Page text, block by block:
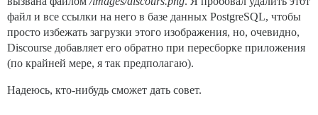
файл и все ссылки на него в базе данных PostgreSQL, чтобы
просто избежать загрузки этого изображения, но, очевидно,
Discourse добавляет его обратно при пересборке приложения
(по крайней мере, я так предполагаю).
Надеюсь, кто-нибудь сможет дать совет.